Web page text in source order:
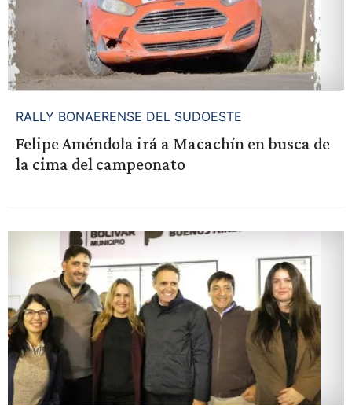
RALLY BONAERENSE DEL SUDOESTE
Felipe Améndola irá a Macachín en busca de
la cima del campeonato